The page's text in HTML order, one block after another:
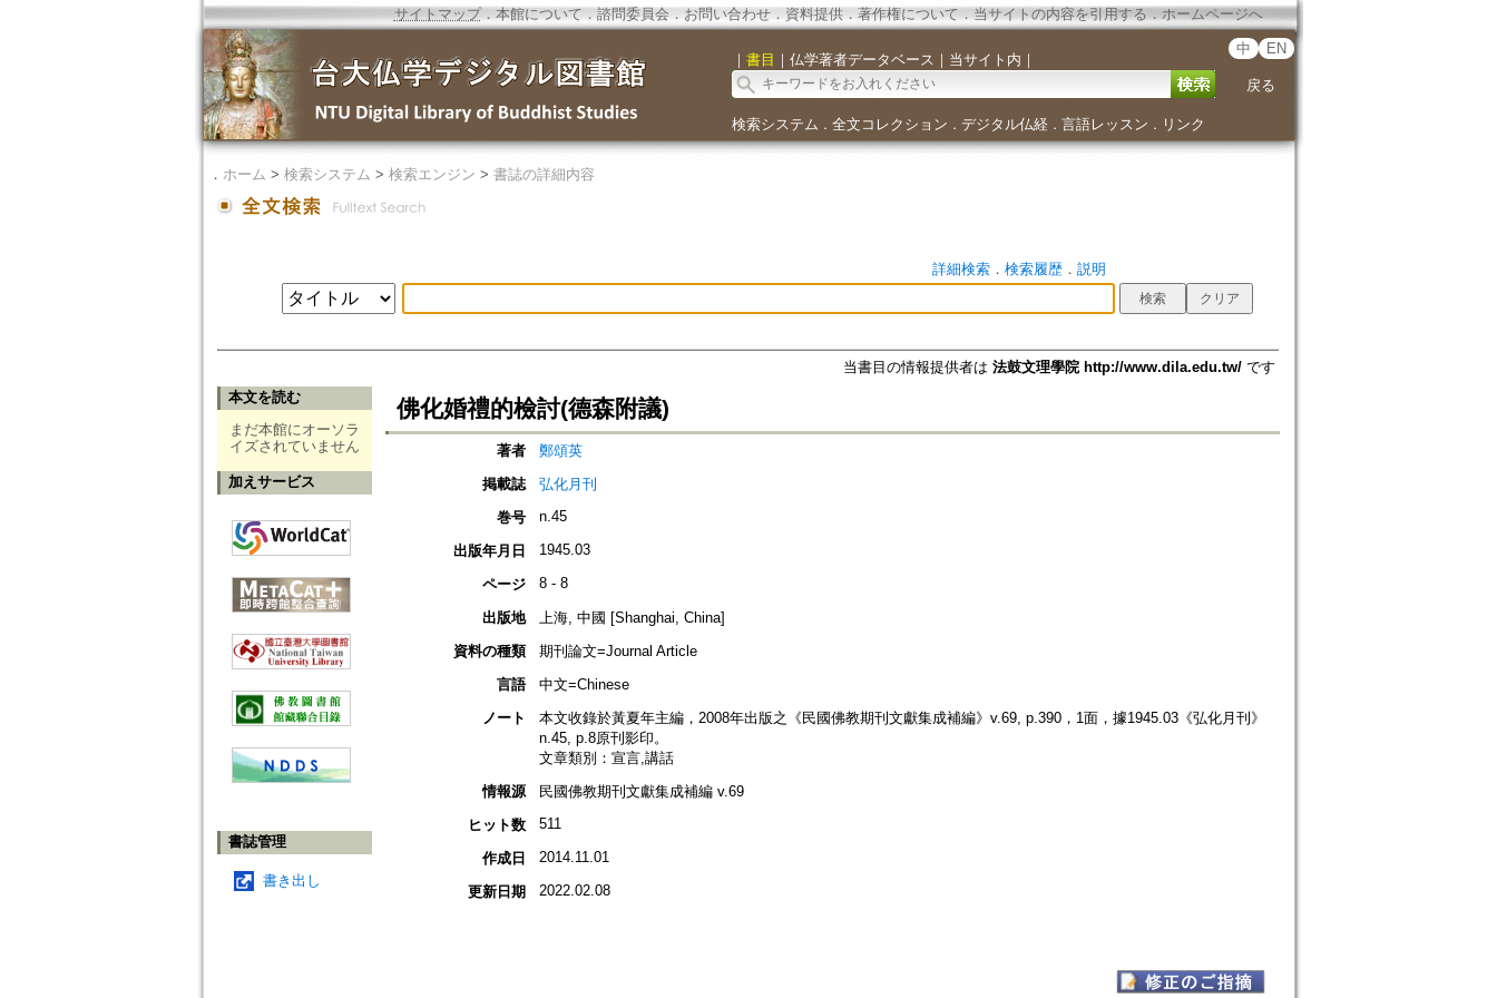
サイトマップ．本館について ． 諮問委員会． お問い合わせ． 資料提供． 著作権について．当サイトの内容を引用する ． ホームページへ
｜ 書目 ｜ 仏学著者データベース ｜ 当サイト内 ｜
中 EN
戻る
検索システム ． 全文コレクション ． デジタル仏経． 言語レッスン ． リンク
． ホーム > 検索システム > 検索エンジン > 書誌の詳細内容
詳細検索． 検索履歴． 説明
当書目の情報提供者は 法鼓文理學院 http://www.dila.edu.tw/です
本文を読む
まだ本館にオーソラ
イズされていません
加えサービス
書誌管理
書き出し
佛化婚禮的檢討(德森附議)
著者
鄭頌英
掲載誌
弘化月刊
巻号
n.45
出版年月日 1945.03
ページ 8 - 8
出版地
上海, 中國 [Shanghai, China]
資料の種類
期刊論文=Journal Article
言語
中文=Chinese
ノート
本文收錄於黃夏年主編，2008年出版之《民國佛教期刊文獻集成補編》v.69, p.390，1面，據1945.03《弘化月刊》
n.45, p.8原刊影印。
文章類別：宣言,講話
情報源
民國佛教期刊文獻集成補編 v.69
ヒット数
511
作成日 2014.11.01
更新日期 2022.02.08